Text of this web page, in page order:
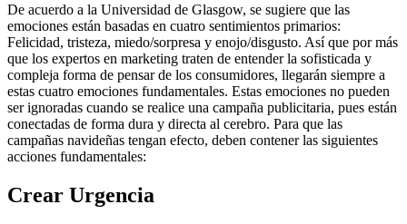
De acuerdo a la Universidad de Glasgow, se sugiere que las
emociones están basadas en cuatro sentimientos primarios:
Felicidad, tristeza, miedo/sorpresa y enojo/disgusto. Así que por más
que los expertos en marketing traten de entender la sofisticada y
compleja forma de pensar de los consumidores, llegarán siempre a
estas cuatro emociones fundamentales. Estas emociones no pueden
ser ignoradas cuando se realice una campaña publicitaria, pues están
conectadas de forma dura y directa al cerebro. Para que las
campañas navideñas tengan efecto, deben contener las siguientes
acciones fundamentales:
Crear Urgencia